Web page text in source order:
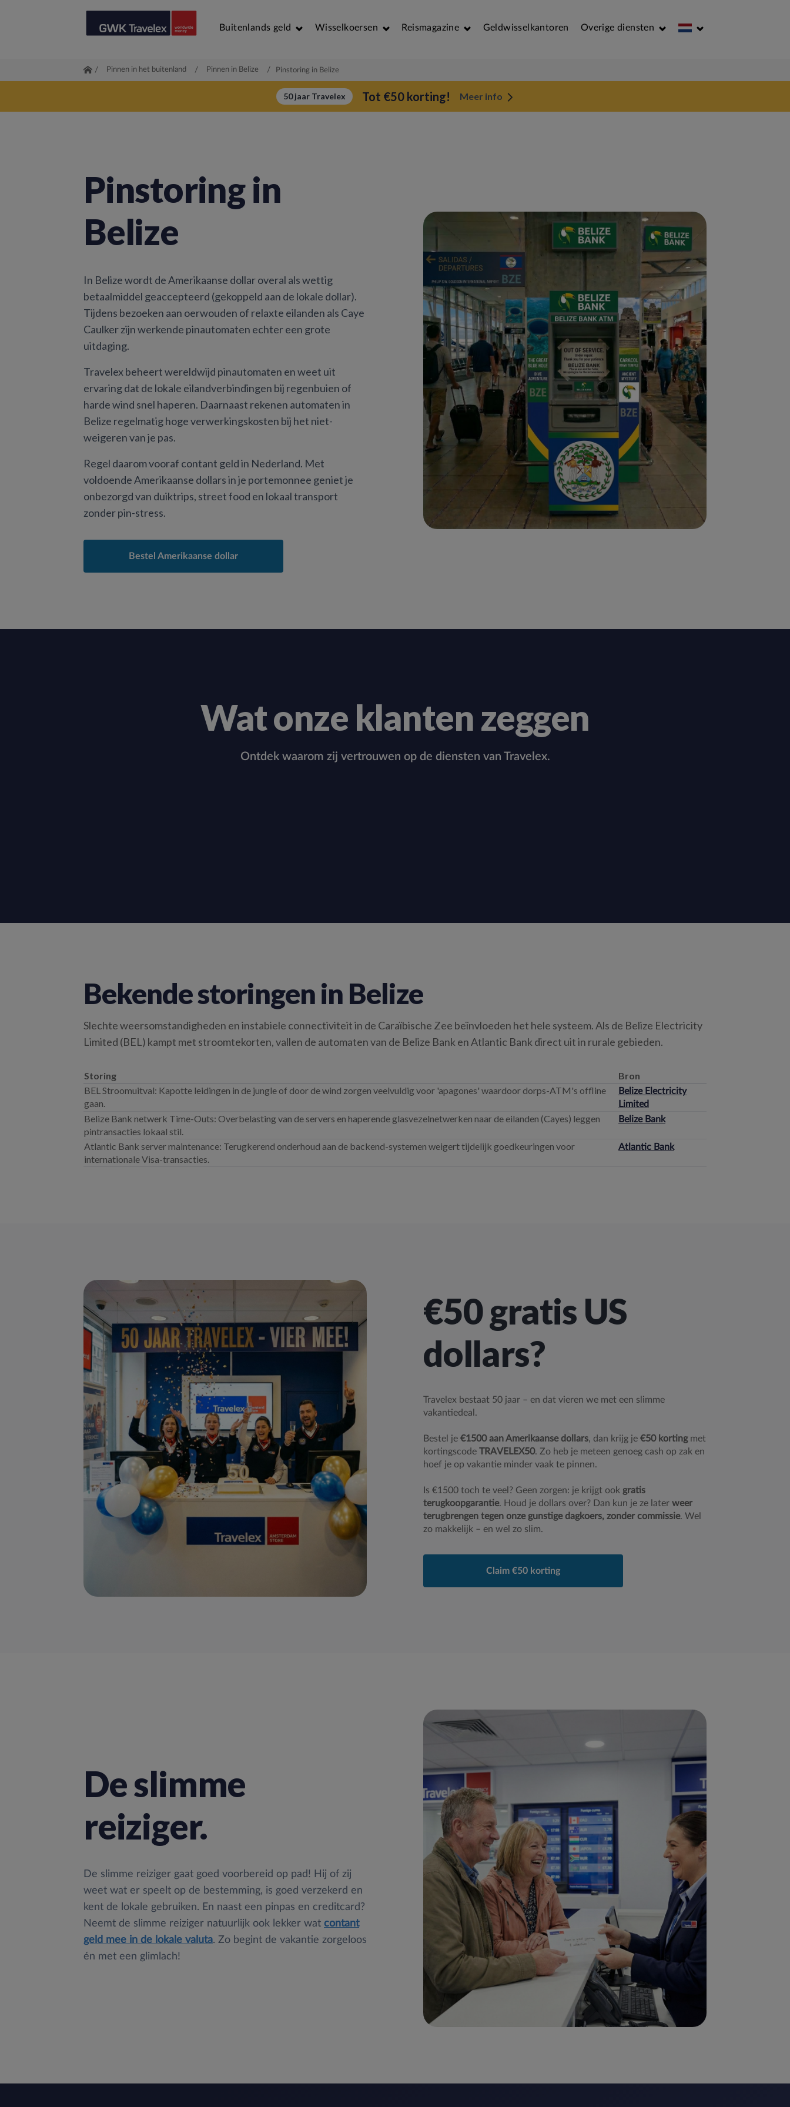
Buitenlands geld Wisselkoersen Reismagazine Geldwisselkantoren Overige diensten
/ Pinnen in het buitenland / Pinnen in Belize / Pinstoring in Belize
50 jaar Travelex Tot €50 korting! Meer info
Pinstoring in
Belize
In Belize wordt de Amerikaanse dollar overal als wettig
betaalmiddel geaccepteerd (gekoppeld aan de lokale dollar).
Tijdens bezoeken aan oerwouden of relaxte eilanden als Caye
Caulker zijn werkende pinautomaten echter een grote
uitdaging.
Travelex beheert wereldwijd pinautomaten en weet uit
ervaring dat de lokale eilandverbindingen bij regenbuien of
harde wind snel haperen. Daarnaast rekenen automaten in
Belize regelmatig hoge verwerkingskosten bij het niet-
weigeren van je pas.
Regel daarom vooraf contant geld in Nederland. Met
voldoende Amerikaanse dollars in je portemonnee geniet je
onbezorgd van duiktrips, street food en lokaal transport
zonder pin-stress.
Bestel Amerikaanse dollar
Wat onze klanten zeggen
Ontdek waarom zij vertrouwen op de diensten van Travelex.
Bekende storingen in Belize
Slechte weersomstandigheden en instabiele connectiviteit in de Caraïbische Zee beïnvloeden het hele systeem. Als de Belize Electricity
Limited (BEL) kampt met stroomtekorten, vallen de automaten van de Belize Bank en Atlantic Bank direct uit in rurale gebieden.
Storing
Bron
BEL Stroomuitval: Kapotte leidingen in de jungle of door de wind zorgen veelvuldig voor 'apagones' waardoor dorps-ATM's offline
gaan.
Belize Electricity
Limited
Belize Bank netwerk Time-Outs: Overbelasting van de servers en haperende glasvezelnetwerken naar de eilanden (Cayes) leggen
pintransacties lokaal stil.
Belize Bank
Atlantic Bank server maintenance: Terugkerend onderhoud aan de backend-systemen weigert tijdelijk goedkeuringen voor
internationale Visa-transacties.
Atlantic Bank
€50 gratis US
dollars?
Travelex bestaat 50 jaar – en dat vieren we met een slimme
vakantiedeal.
Bestel je €1500 aan Amerikaanse dollars, dan krijg je €50 kortingmet
kortingscode TRAVELEX50. Zo heb je meteen genoeg cash op zak en
hoef je op vakantie minder vaak te pinnen.
Is €1500 toch te veel? Geen zorgen: je krijgt ook gratis
terugkoopgarantie. Houd je dollars over? Dan kun je ze later weer
terugbrengen tegen onze gunstige dagkoers, zonder commissie. Wel
zo makkelijk – en wel zo slim.
Claim €50 korting
De slimme
reiziger.
De slimme reiziger gaat goed voorbereid op pad! Hij of zij
weet wat er speelt op de bestemming, is goed verzekerd en
kent de lokale gebruiken. En naast een pinpas en creditcard?
Neemt de slimme reiziger natuurlijk ook lekker wat contant
geld mee in de lokale valuta. Zo begint de vakantie zorgeloos
én met een glimlach!